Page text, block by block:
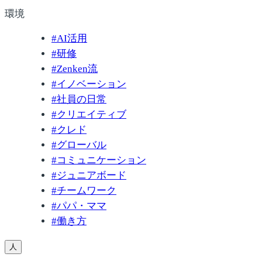
環境
#AI活用
#研修
#Zenken流
#イノベーション
#社員の日常
#クリエイティブ
#クレド
#グローバル
#コミュニケーション
#ジュニアボード
#チームワーク
#パパ・ママ
#働き方
人